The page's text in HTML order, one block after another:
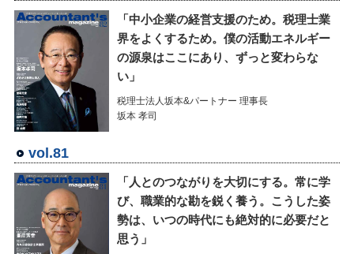
「中小企業の経営支援のため。税理士業
界をよくするため。僕の活動エネルギー
の源泉はここにあり、ずっと変わらな
い」
税理士法人坂本&パートナー 理事長
坂本 孝司
vol.81
「人とのつながりを大切にする。常に学
び、職業的な勘を鋭く養う。こうした姿
勢は、いつの時代にも絶対的に必要だと
思う」